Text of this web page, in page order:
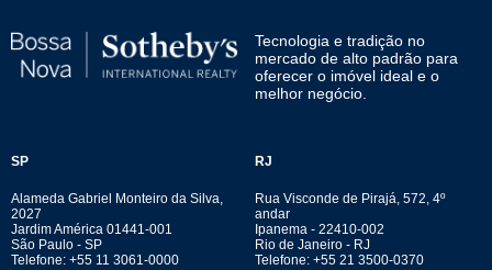
Tecnologia e tradição no
mercado de alto padrão para
oferecer o imóvel ideal e o
melhor negócio.
SP
Alameda Gabriel Monteiro da Silva,
2027
Jardim América 01441-001
São Paulo - SP
Telefone: +55 11 3061-0000
RJ
Rua Visconde de Pirajá, 572, 4º
andar
Ipanema - 22410-002
Rio de Janeiro - RJ
Telefone: +55 21 3500-0370